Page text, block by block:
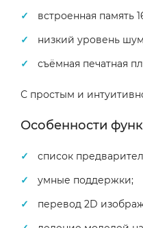
встроенная память
низкий уровень
съёмная печатная
С простым и
Особенности
список
умные поддержки;
перевод 2D